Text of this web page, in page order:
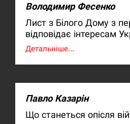
Володимир Фесенко
Лист з Білого Дому з
відповідає інтересам
Детальніше...
Павло Казарін
Що станеться опісля